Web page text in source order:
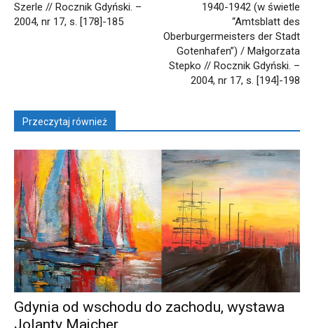
Szerle // Rocznik Gdyński. –
2004, nr 17, s. [178]-185
1940-1942 (w świetle
“Amtsblatt des
Oberburgermeisters der Stadt
Gotenhafen”) / Małgorzata
Stepko // Rocznik Gdyński. –
2004, nr 17, s. [194]-198
Przeczytaj również
Gdynia od wschodu do zachodu, wystawa
Jolanty Majcher